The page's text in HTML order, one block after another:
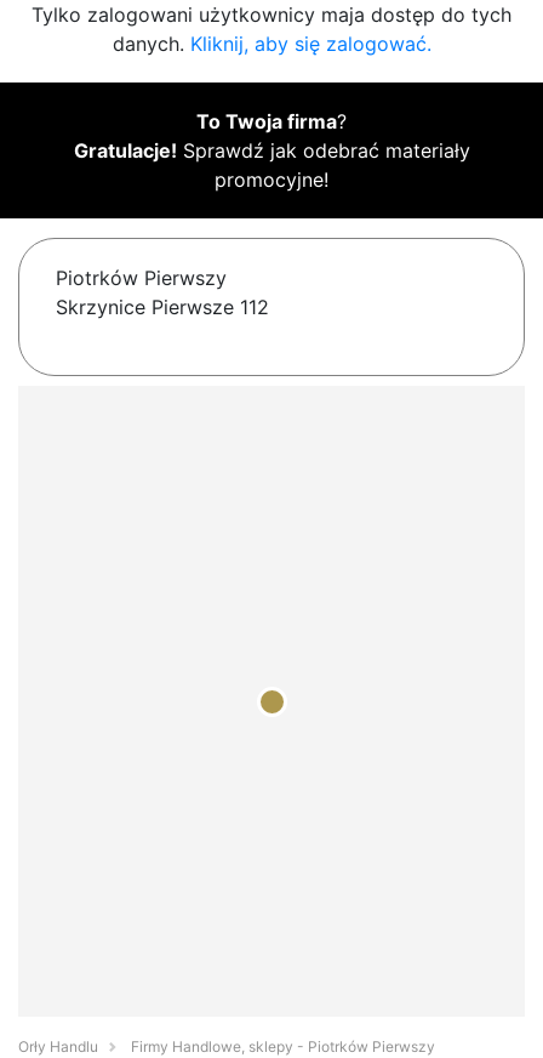
Tylko zalogowani użytkownicy maja dostęp do tych
danych. Kliknij, aby się zalogować.
To Twoja firma?
Gratulacje! Sprawdź jak odebrać materiały
promocyjne!
Piotrków Pierwszy
Skrzynice Pierwsze 112
Orły Handlu
Firmy Handlowe, sklepy - Piotrków Pierwszy